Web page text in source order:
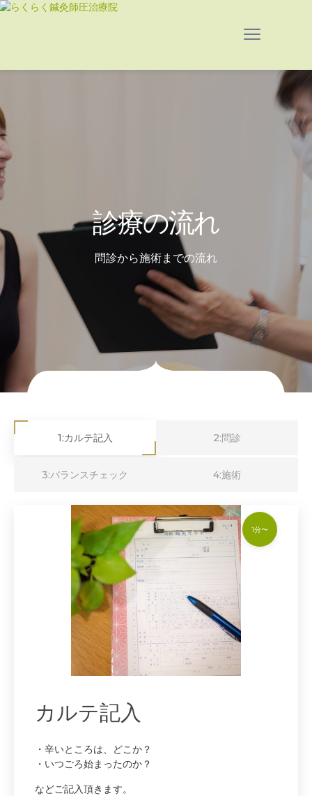
診療の流れ
問診から施術までの流れ
1:カルテ記入 2:問診
3:バランスチェック 4:施術
1分〜
カルテ記入
・辛いところは、どこか？
・いつごろ始まったのか？
などご記入頂きます。